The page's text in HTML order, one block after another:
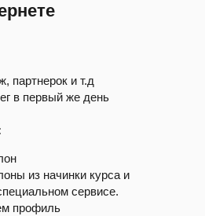
партнерок и т.д
в первый же день
из начинки курса и
сервисе.
профиль